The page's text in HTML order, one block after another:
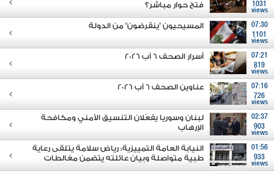
1031
views
فتح حوار مباشر؟
07:30
1101
views
المسيحيون "ينقرضون" من الدولة
07:21
819
views
أسرار الصحف 6 آب 2026
07:16
726
views
عناوين الصحف 6 آب 2026
02:37
903
views
لبنان وسوريا يفعّلان التنسيق الأمني ومكافحة
الإرهاب
01:56
933
views
النيابة العامة التمييزية: رياض سلامة يتلقى رعاية
طبية متواصلة وبيان عائلته يتضمن مغالطات